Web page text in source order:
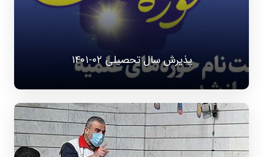
پذیرش سال تحصیلی ۰۲-۱۴۰۱